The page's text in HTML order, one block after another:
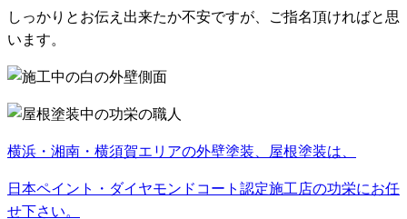
しっかりとお伝え出来たか不安ですが、ご指名頂ければと思
います。
横浜・湘南・横須賀エリアの外壁塗装、屋根塗装は、
日本ペイント・ダイヤモンドコート認定施工店の功栄にお任
せ下さい。